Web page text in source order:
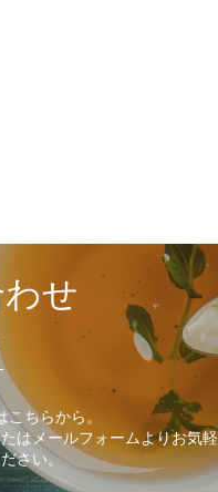
せ
ちらから。
はメールフォームよりお気軽
さい。